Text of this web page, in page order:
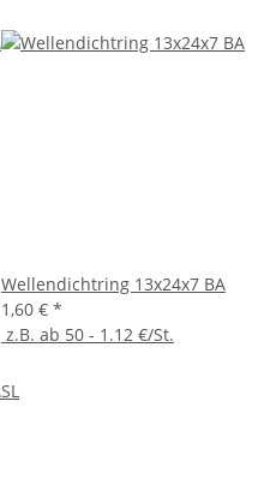
Wellendichtring 13x24x7 BA
1,60 € *
z.B. ab 50 - 1.12 €/St.